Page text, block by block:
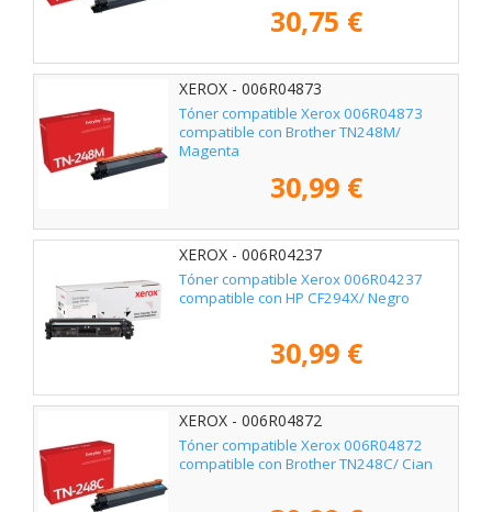
30,75 €
XEROX - 006R04873
Tóner compatible Xerox 006R04873
compatible con Brother TN248M/
Magenta
30,99 €
XEROX - 006R04237
Tóner compatible Xerox 006R04237
compatible con HP CF294X/ Negro
30,99 €
XEROX - 006R04872
Tóner compatible Xerox 006R04872
compatible con Brother TN248C/ Cian